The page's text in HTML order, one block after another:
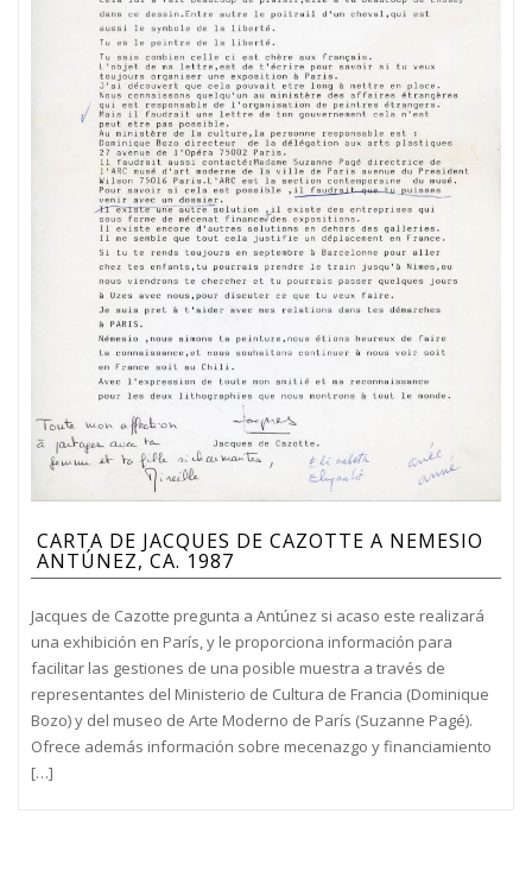
CARTA DE JACQUES DE CAZOTTE A NEMESIO
ANTÚNEZ, CA. 1987
Jacques de Cazotte pregunta a Antúnez si acaso este realizará
una exhibición en París, y le proporciona información para
facilitar las gestiones de una posible muestra a través de
representantes del Ministerio de Cultura de Francia (Dominique
Bozo) y del museo de Arte Moderno de París (Suzanne Pagé).
Ofrece además información sobre mecenazgo y financiamiento
[…]